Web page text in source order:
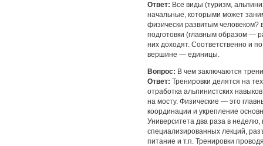
Ответ: Все виды (туризм,
начальные, которыми может
физически развитым
подготовки (главным образом —
них доходят. Соответственно и
вершине — единицы.
Вопрос: В чем заключаются
Ответ: Тренировки делятся на
отработка альпинистских
на мосту. Физические — это
координации и укрепление
Университета два раза в
специализированных лекций,
питание и т.п. Тренировки